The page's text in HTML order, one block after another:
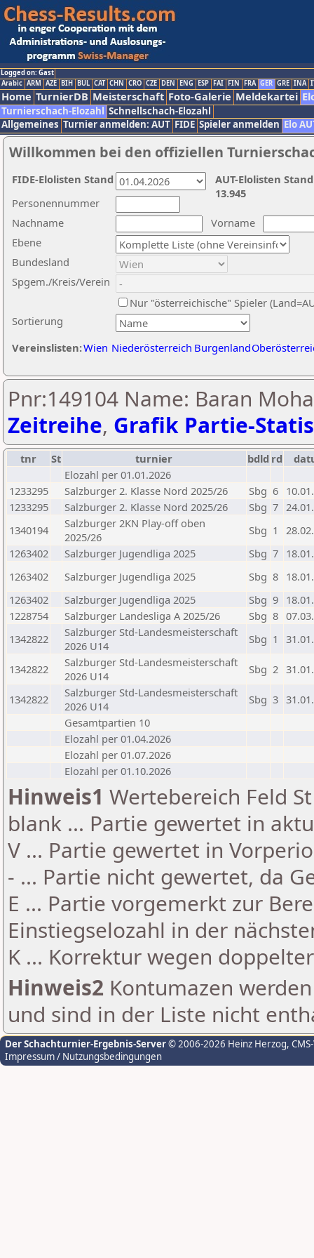
Logged on: Gast
Arabic ARM AZE BIH BUL CAT CHN CRO CZE DEN ENG ESP FAI FIN FRA GER GRE INA
Home TurnierDB Meisterschaft Foto-Galerie Meldekartei
Turnierschach-Elozahl Schnellschach-Elozahl
Allgemeines Turnier anmelden: AUT FIDE Spieler anmelden Elo
Willkommen bei den offiziellen
Nachname
Vorname
Ebene
Sortierung
Personennummer
Bundesland
Spgem./Kreis/Verein
Nur "österreichische" Spieler
Vereinslisten:Wien Niederösterreich Burgenland
AUT-Elolisten
13.945
FIDE-Elolisten Stand
Pnr:149104 Name: Baran
Zeitreihe, Grafik Partie-
tnr St turnier bdld rd
Elozahl per 01.01.2026
1233295
Salzburger 2. Klasse Nord 2025/26 Sbg 6
1233295
Salzburger 2. Klasse Nord 2025/26 Sbg 7
1340194
Salzburger 2KN Play-off oben
2025/26
Sbg 1
1263402
Salzburger Jugendliga 2025 Sbg 7
1263402
Salzburger Jugendliga 2025 Sbg 8
1263402
Salzburger Jugendliga 2025 Sbg 9
1228754
Salzburger Landesliga A 2025/26 Sbg 8
1342822
Salzburger Std-Landesmeisterschaft
2026 U14
Sbg 1
1342822
Salzburger Std-Landesmeisterschaft
2026 U14
Sbg 2
1342822
Salzburger Std-Landesmeisterschaft
2026 U14
Sbg 3
Gesamtpartien 10
Elozahl per 01.04.2026
Elozahl per 01.07.2026
Elozahl per 01.10.2026
Hinweis1 Wertebereich Feld
blank ... Partie gewertet in
V ... Partie gewertet in
- ... Partie nicht gewertet, da
E ... Partie vorgemerkt zur
Einstiegselozahl in der
K ... Korrektur wegen
Hinweis2 Kontumazen
und sind in der Liste nicht
Der Schachturnier-Ergebnis-Server© 2006-2026 Heinz Herzog,
Impressum / Nutzungsbedingungen